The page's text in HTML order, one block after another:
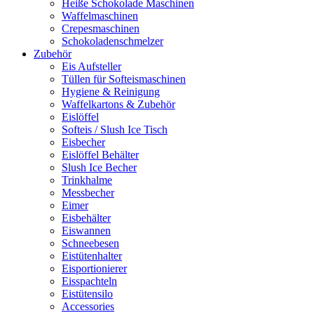
Heiße Schokolade Maschinen
Waffelmaschinen
Crepesmaschinen
Schokoladenschmelzer
Zubehör
Eis Aufsteller
Tüllen für Softeismaschinen
Hygiene & Reinigung
Waffelkartons & Zubehör
Eislöffel
Softeis / Slush Ice Tisch
Eisbecher
Eislöffel Behälter
Slush Ice Becher
Trinkhalme
Messbecher
Eimer
Eisbehälter
Eiswannen
Schneebesen
Eistütenhalter
Eisportionierer
Eisspachteln
Eistütensilo
Accessories